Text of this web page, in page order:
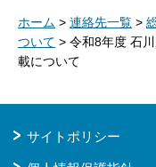
ホーム > 連絡先一覧 >
ついて > 令和8年度 石
載について
サイトポリシー